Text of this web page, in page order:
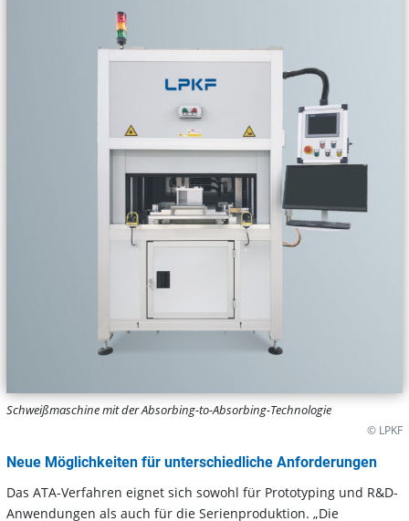
Schweißmaschine mit der Absorbing-to-Absorbing-Technologie
© LPKF
Neue Möglichkeiten für unterschiedliche Anforderungen
Das ATA-Verfahren eignet sich sowohl für Prototyping und R&D-
Anwendungen als auch für die Serienproduktion. „Die